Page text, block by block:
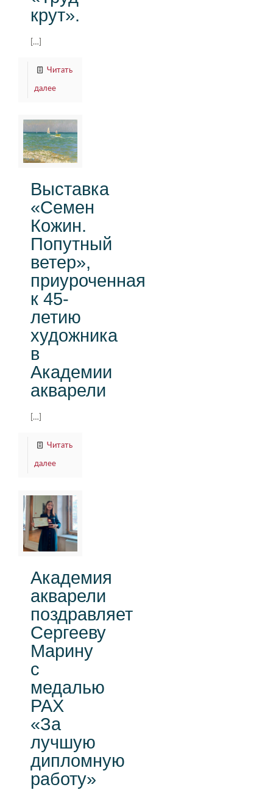
крут».
[…]
Читать
далее
Выставка
«Семен
Кожин.
Попутный
ветер»,
приуроченная
к 45-
летию
художника
в
Академии
акварели
[…]
Читать
далее
Академия
акварели
поздравляет
Сергееву
Марину
с
медалью
РАХ
«За
лучшую
дипломную
работу»